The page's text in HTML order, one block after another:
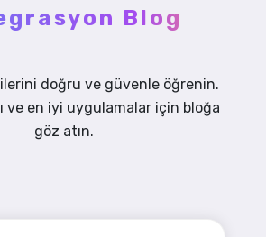
Blog
doğru ve güvenle öğrenin.
ve en iyi uygulamalar için bloğa
göz atın.